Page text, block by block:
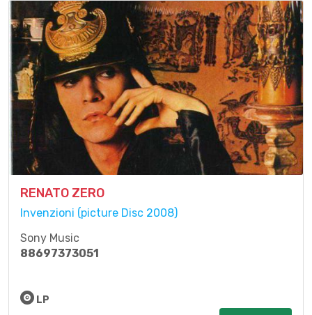
RENATO ZERO
Invenzioni (picture Disc 2008)
Sony Music
88697373051
LP